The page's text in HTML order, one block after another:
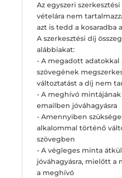
Az egyszeri
vételára nem
azt is tedd a kosaradba
A szerkesztési díj
alábbiakat:
- A megadott adatokkal
szövegének
változtatást a díj nem
- A meghívó
emailben jóváhagyásra
- Amennyiben
alkalommal történő
szövegben
- A végleges minta
jóváhagyásra, mielőtt a
a meghívó